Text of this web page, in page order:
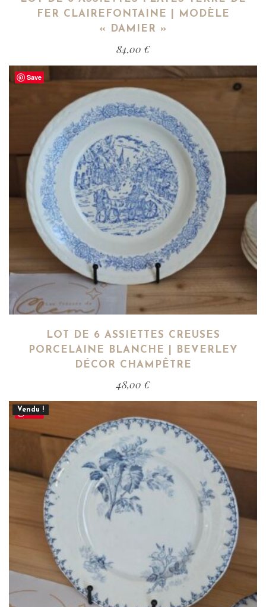
FER CLAIREFONTAINE | MODÈLE
« DAMIER »
84,00 €
Save
LOT DE 6 ASSIETTES CREUSES
PORCELAINE BLANCHE | BEVERLEY
DÉCOR CHAMPÊTRE
48,00 €
Save
Vendu !